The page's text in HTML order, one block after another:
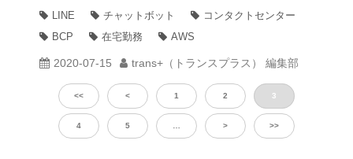
LINE チャットボット
コンタクトセンター
BCP
在宅勤務 AWS
2020-07-15 trans+（トランスプラス） 編集部
<< < 1 2 3
4 5 … > >>